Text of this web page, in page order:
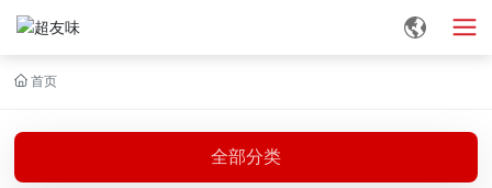
首页
全部分类